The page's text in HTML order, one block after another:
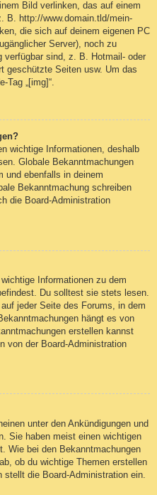
Bild verlinken, das auf einem
B. http://www.domain.tld/mein-
die sich auf deinem eigenen PC
Server), noch zu
verfügbar sind, z. B. Hotmail- oder
geschützte Seiten usw. Um das
Tag „[img]“.
wichtige Informationen, deshalb
Globale Bekanntmachungen
und ebenfalls in deinem
Bekanntmachung schreiben
die Board-Administration
Informationen zu dem
Du solltest sie stets lesen.
jeder Seite des Forums, in dem
hängt es von
erstellen kannst
von der Board-Administration
unter den Ankündigungen und
Sie haben meist einen wichtigen
Wie bei den Bekanntmachungen
ob du wichtige Themen erstellen
die Board-Administration ein.